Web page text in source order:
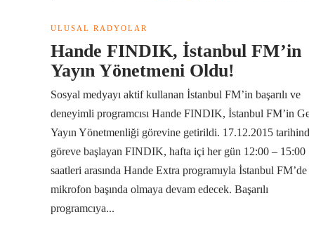
ULUSAL RADYOLAR
Hande FINDIK, İstanbul FM’in
Yayın Yönetmeni Oldu!
Sosyal medyayı aktif kullanan İstanbul FM’in başarılı ve
deneyimli programcısı Hande FINDIK, İstanbul FM’in
Yayın Yönetmenliği görevine getirildi. 17.12.2015
göreve başlayan FINDIK, hafta içi her gün 12:00 – 15:00
saatleri arasında Hande Extra programıyla İstanbul FM’de
mikrofon başında olmaya devam edecek. Başarılı
programcıya...